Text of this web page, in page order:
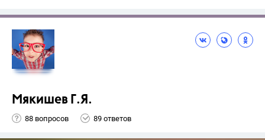
Мякишев Г.Я.
88 вопросов 89 ответов